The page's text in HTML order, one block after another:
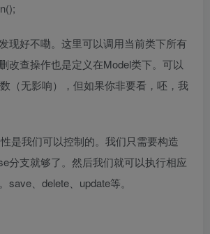
现好不嘞。这里可以调用当前类下所有
改查操作也是定义在Model类下。可以
（无影响），但如果你非要看，呸，我
是我们可以控制的。我们只需要构造
分支就够了。然后我们就可以执行相应
save、delete、update等。